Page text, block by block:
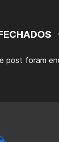
post foram